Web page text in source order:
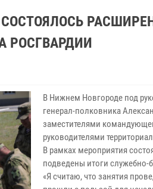
РОСГВАРДИИ
В Нижнем Новгороде под
генерал-полковника
заместителями
руководителями
В рамках мероприятия
подведены итоги служебно-
«Я считаю, что занятия